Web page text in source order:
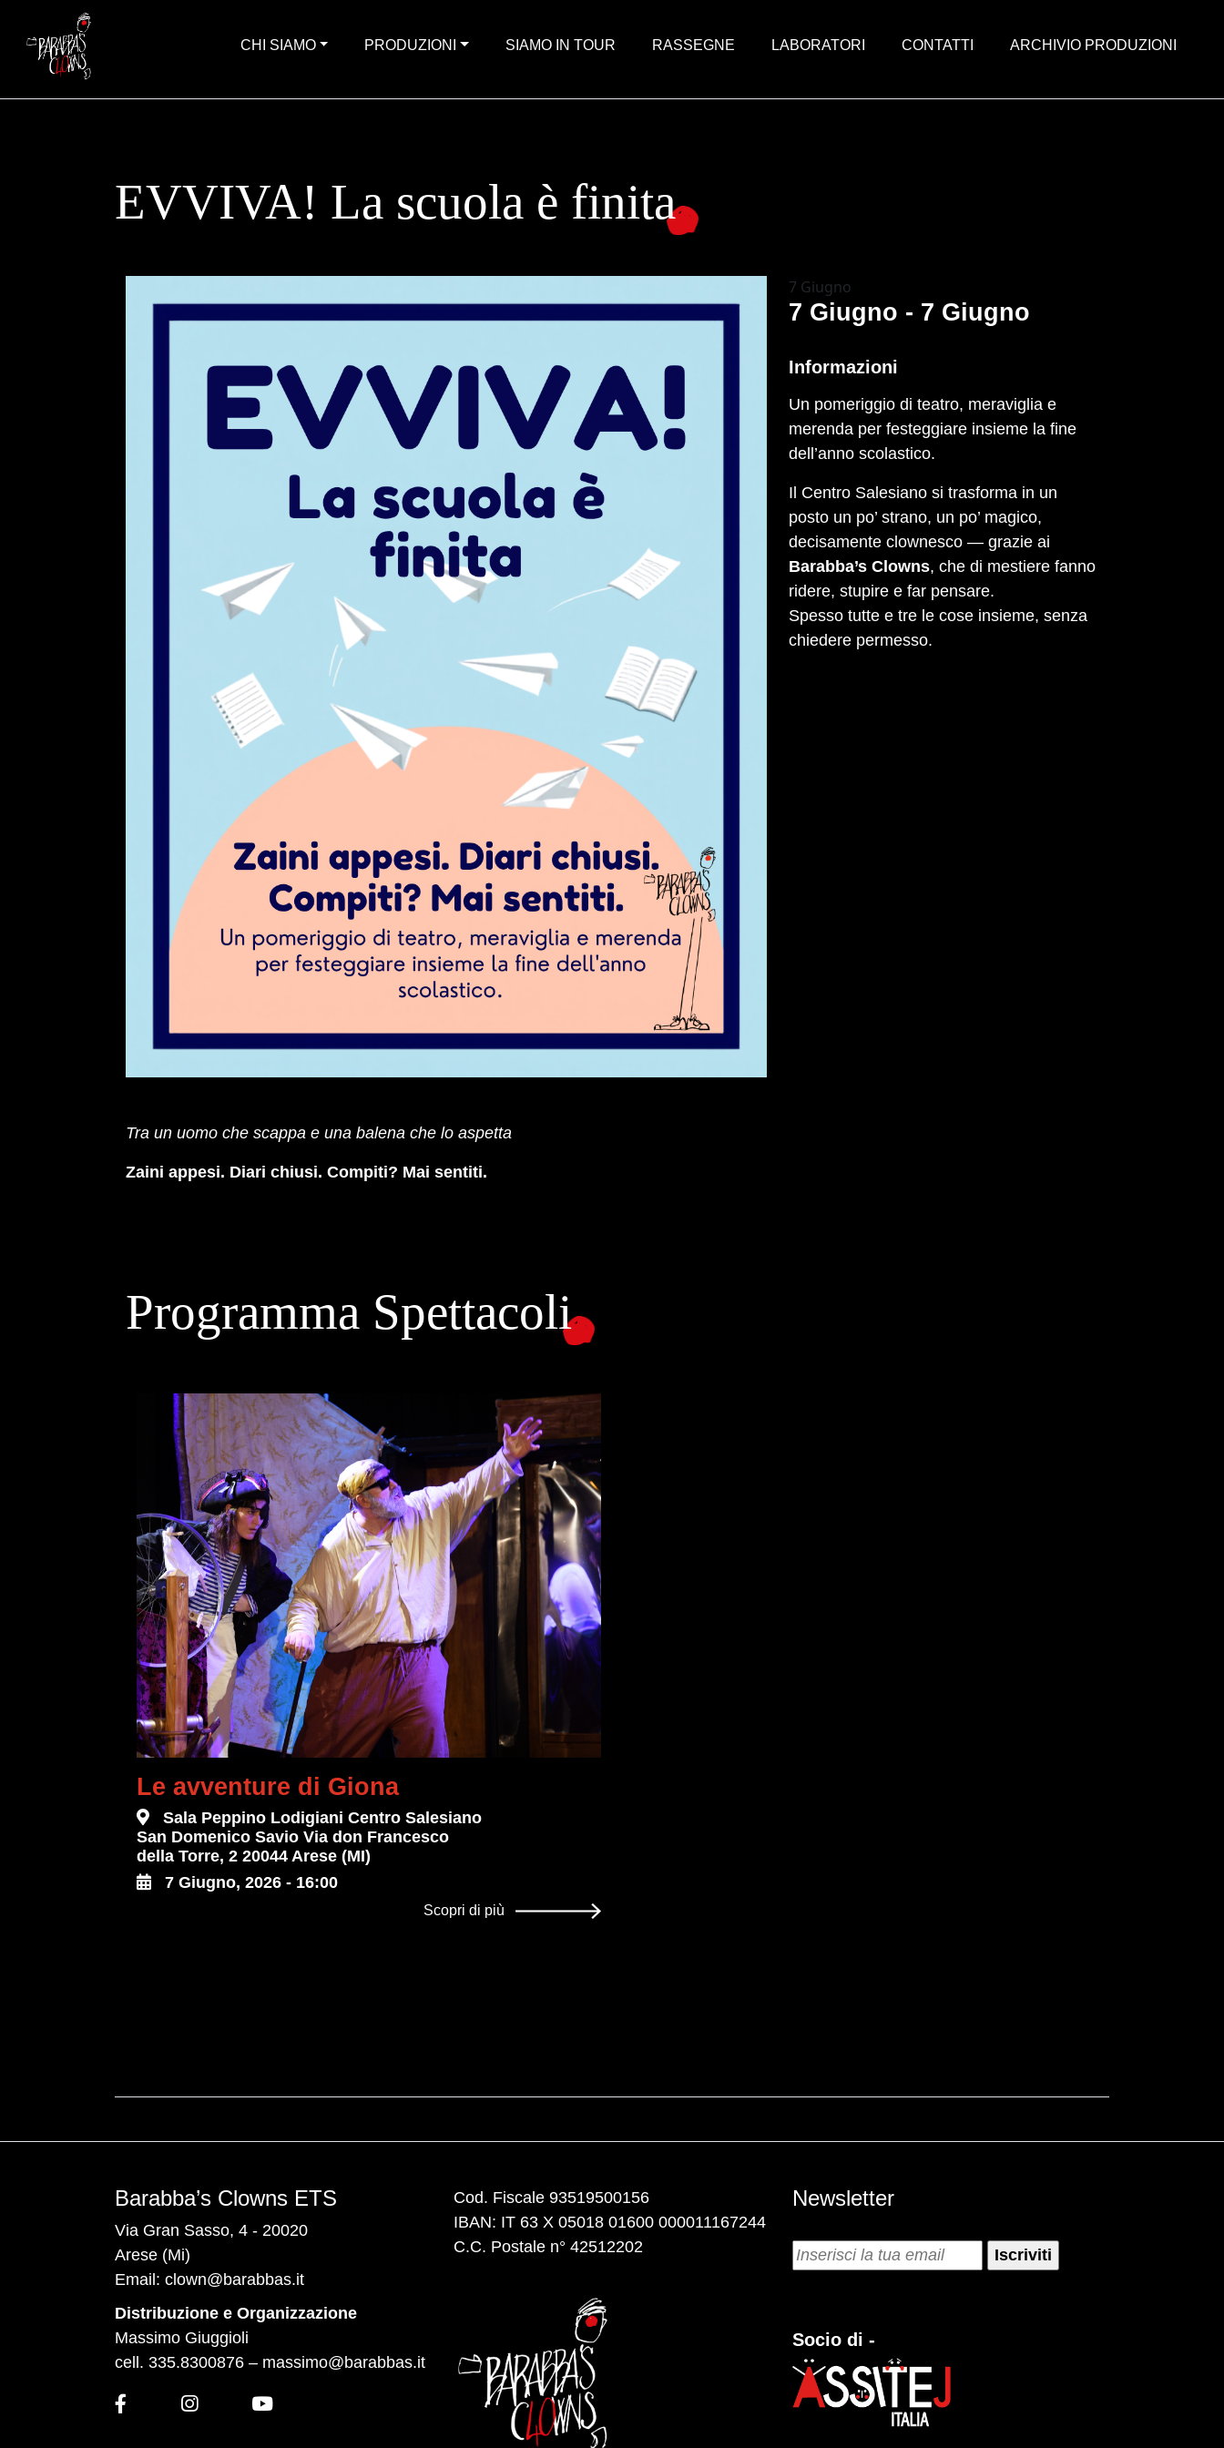
CHI SIAMO PRODUZIONI SIAMO IN TOUR RASSEGNE LABORATORI CONTATTI ARCHIVIO PRODUZIONI
EVVIVA! La scuola è finita
7 Giugno
7 Giugno - 7 Giugno
Informazioni
Un pomeriggio di teatro, meraviglia e
merenda per festeggiare insieme la fine
dell’anno scolastico.
Il Centro Salesiano si trasforma in un
posto un po’ strano, un po’ magico,
decisamente clownesco — grazie ai
Barabba’s Clowns, che di mestiere fanno
ridere, stupire e far pensare.
Spesso tutte e tre le cose insieme, senza
chiedere permesso.
Tra un uomo che scappa e una balena che lo aspetta
Zaini appesi. Diari chiusi. Compiti? Mai sentiti.
Programma Spettacoli
Le avventure di Giona
Sala Peppino Lodigiani Centro Salesiano
San Domenico Savio Via don Francesco
della Torre, 2 20044 Arese (MI)
7 Giugno, 2026 - 16:00
Scopri di più
Barabba’s Clowns ETS
Via Gran Sasso, 4 - 20020
Arese (Mi)
Email: clown@barabbas.it
Distribuzione e Organizzazione
Massimo Giuggioli
cell. 335.8300876 – massimo@barabbas.it
Cod. Fiscale 93519500156
IBAN: IT 63 X 05018 01600 000011167244
C.C. Postale n° 42512202
Newsletter
Socio di -